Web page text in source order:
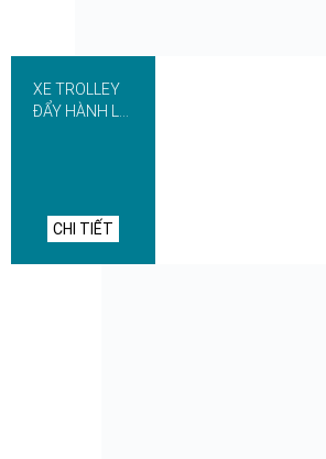
XE TROLLEY
ĐẨY HÀNH LÝ
CHI TIẾT